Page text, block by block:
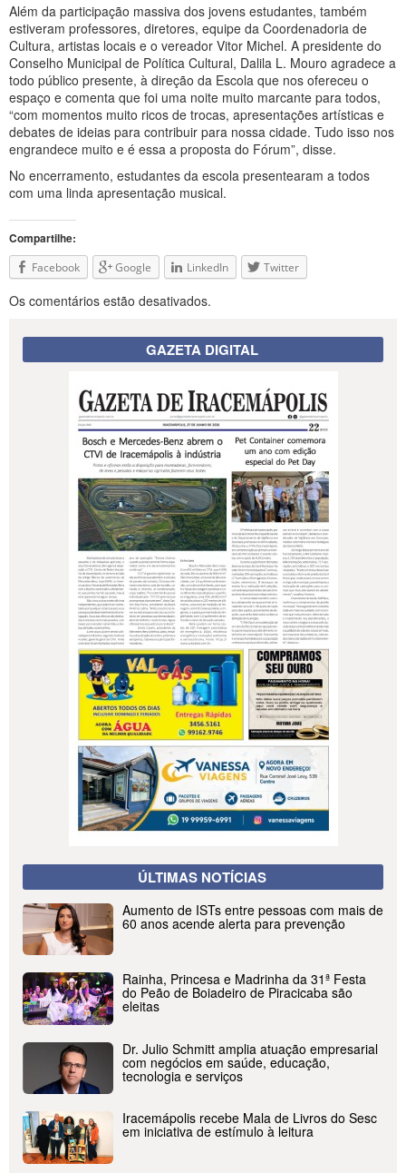
Além da participação massiva dos jovens estudantes, também
estiveram professores, diretores, equipe da Coordenadoria de
Cultura, artistas locais e o vereador Vitor Michel. A presidente do
Conselho Municipal de Política Cultural, Dalila L. Mouro agradece a
todo público presente, à direção da Escola que nos ofereceu o
espaço e comenta que foi uma noite muito marcante para todos,
“com momentos muito ricos de trocas, apresentações artísticas e
debates de ideias para contribuir para nossa cidade. Tudo isso nos
engrandece muito e é essa a proposta do Fórum”, disse.
No encerramento, estudantes da escola presentearam a todos
com uma linda apresentação musical.
Compartilhe:
Facebook Google LinkedIn Twitter
Os comentários estão desativados.
GAZETA DIGITAL
ÚLTIMAS NOTÍCIAS
Aumento de ISTs entre pessoas com mais de
60 anos acende alerta para prevenção
Rainha, Princesa e Madrinha da 31ª Festa
do Peão de Boiadeiro de Piracicaba são
eleitas
Dr. Julio Schmitt amplia atuação empresarial
com negócios em saúde, educação,
tecnologia e serviços
Iracemápolis recebe Mala de Livros do Sesc
em iniciativa de estímulo à leitura